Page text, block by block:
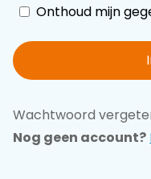
E-learnings
Praat mee
Onthoud mijn
Wachtwoord
Nog geen account?